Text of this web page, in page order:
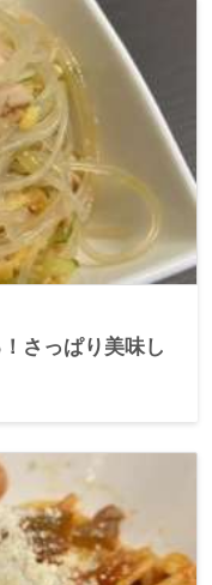
さっぱり美味し